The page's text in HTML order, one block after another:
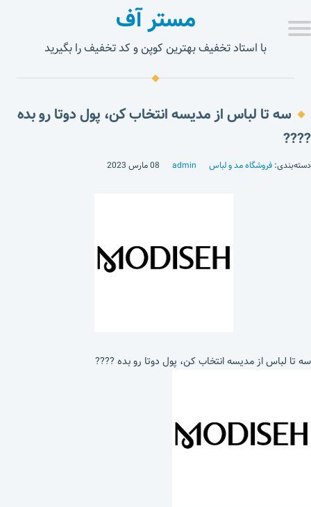
مستر آف
با استاد تخفیف بهترین کوپن و کد تخفیف را بگیرید
سه تا لباس از مدیسه انتخاب کن، پول دوتا رو بده
????
دسته‌بندی: فروشگاه مد و لباس admin 08 مارس 2023
سه تا لباس از مدیسه انتخاب کن، پول دوتا رو بده ????